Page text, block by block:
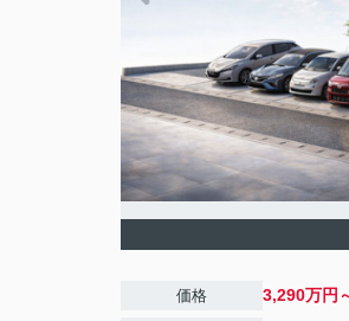
価格 3,290万円